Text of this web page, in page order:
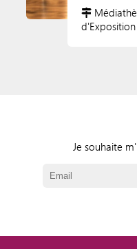
d'Exposition
Je souhaite